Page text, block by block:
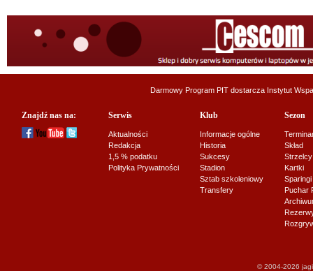
Darmowy Program PIT dostarcza Instytut
Znajdź nas na: Serwis
Aktualności
Redakcja
1,5 % podatku
Polityka Prywatności
Klub
Informacje ogólne
Historia
Sukcesy
Stadion
Sztab szkoleniowy
Transfery
Sezon
Skład
Strzelcy
Kartki
Sparingi
Puchar
© 2004-2026